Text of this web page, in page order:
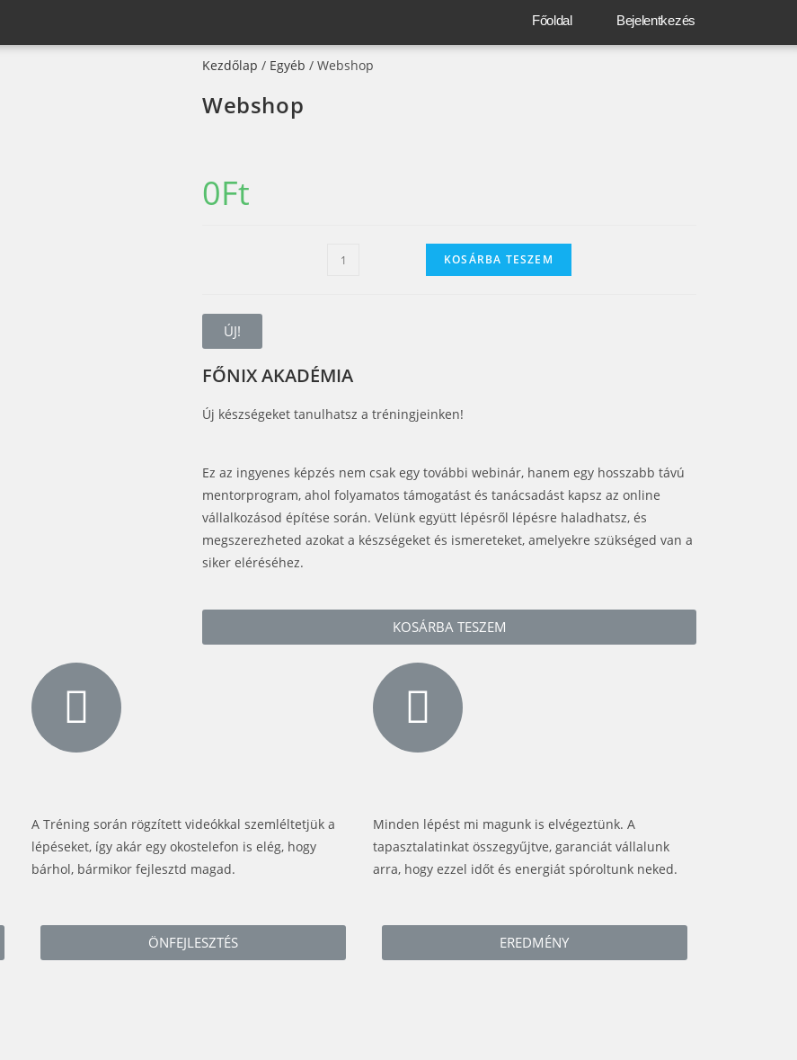
Főoldal Bejelentkezés
Kezdőlap / Egyéb / Webshop
Webshop
0Ft
KOSÁRBA TESZEM
ÚJ!
FŐNIX AKADÉMIA
Új készségeket tanulhatsz a tréningjeinken!
Ez az ingyenes képzés nem csak egy további webinár, hanem egy hosszabb távú
mentorprogram, ahol folyamatos támogatást és tanácsadást kapsz az online
vállalkozásod építése során. Velünk együtt lépésről lépésre haladhatsz, és
megszerezheted azokat a készségeket és ismereteket, amelyekre szükséged van a
siker eléréséhez.
KOSÁRBA TESZEM
A Tréning során rögzített videókkal szemléltetjük a
lépéseket, így akár egy okostelefon is elég, hogy
bárhol, bármikor fejlesztd magad.
ÖNFEJLESZTÉS
Minden lépést mi magunk is elvégeztünk. A
tapasztalatinkat összegyűjtve, garanciát vállalunk
arra, hogy ezzel időt és energiát spóroltunk neked.
EREDMÉNY